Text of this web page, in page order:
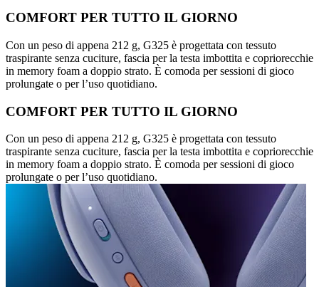
COMFORT PER TUTTO IL GIORNO
Con un peso di appena 212 g, G325 è progettata con tessuto
traspirante senza cuciture, fascia per la testa imbottita e copriorecchie
in memory foam a doppio strato. È comoda per sessioni di gioco
prolungate o per l’uso quotidiano.
COMFORT PER TUTTO IL GIORNO
Con un peso di appena 212 g, G325 è progettata con tessuto
traspirante senza cuciture, fascia per la testa imbottita e copriorecchie
in memory foam a doppio strato. È comoda per sessioni di gioco
prolungate o per l’uso quotidiano.